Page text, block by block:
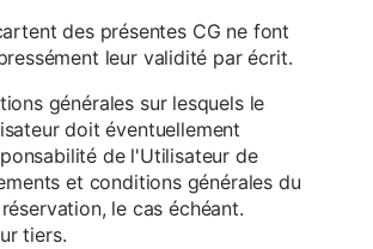
des présentes CG ne font
leur validité par écrit.
générales sur lesquels le
doit éventuellement
de l'Utilisateur de
et conditions générales du
le cas échéant.
tiers.